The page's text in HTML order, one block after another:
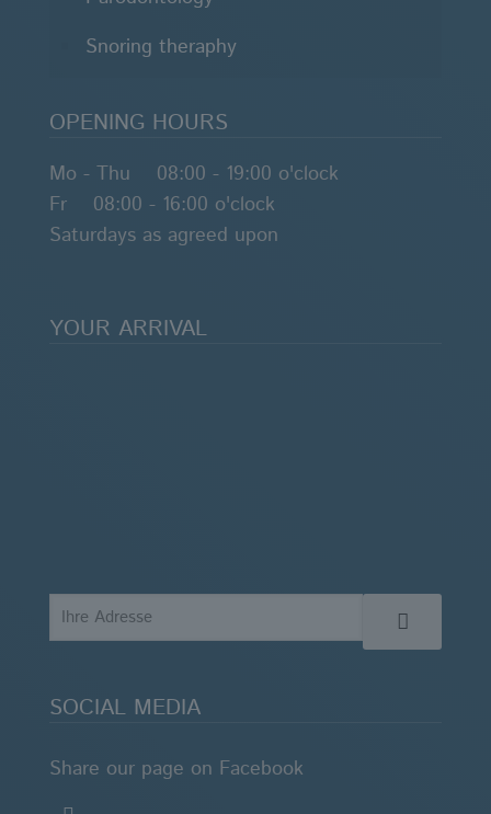
Snoring theraphy
OPENING HOURS
Mo - Thu 08:00 - 19:00 o'clock
Fr 08:00 - 16:00 o'clock
Saturdays as agreed upon
YOUR ARRIVAL
SOCIAL MEDIA
Share our page on Facebook